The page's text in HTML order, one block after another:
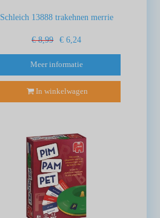
Schleich 13888 trakehnen merrie
€ 8,99 € 6,24
Meer informatie
In winkelwagen